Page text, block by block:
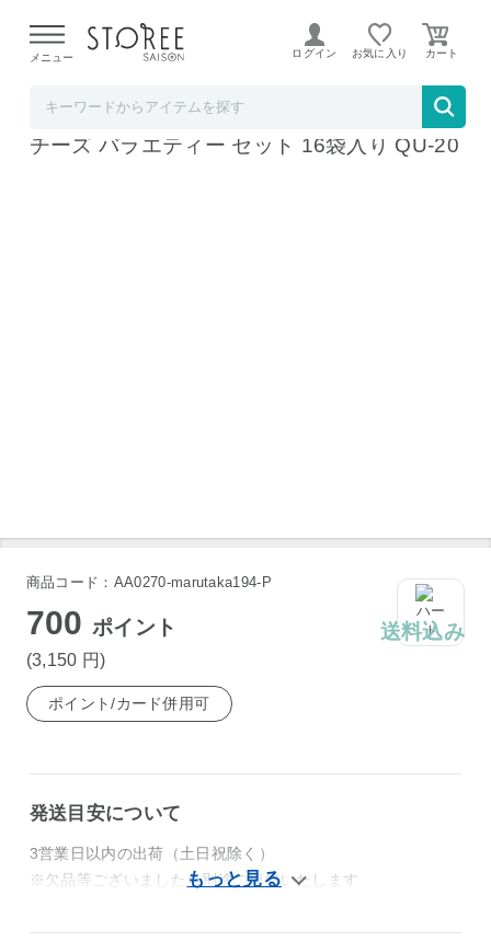
よる配送遅延が発生しております。
メニュー ログイン お気に入り
海老煎餅本舗 志満秀 エビせん クアトロえび
チーズ バラエティー セット 16袋入り QU-20
商品コード：AA0270-marutaka194-P
700ポイント
(3,150 円)
送料込み
ポイント/カード併用可
発送目安について
3営業日以内の出荷（土日祝除く）
※欠品等ございましたら別途ご連絡いたします